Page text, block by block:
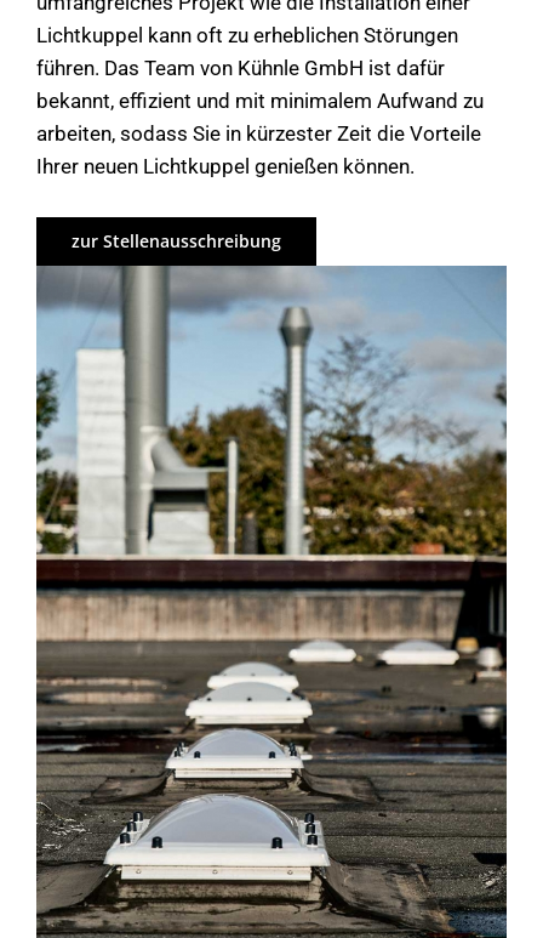
Lichtkuppel kann oft zu erheblichen Störungen
führen. Das Team von Kühnle GmbH ist dafür
bekannt, effizient und mit minimalem Aufwand zu
arbeiten, sodass Sie in kürzester Zeit die Vorteile
Ihrer neuen Lichtkuppel genießen können.
zur Stellenausschreibung